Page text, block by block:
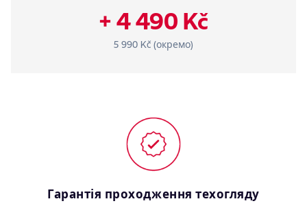
+ 4 490 Kč
5 990 Kč (окремо)
Гарантія проходження техогляду